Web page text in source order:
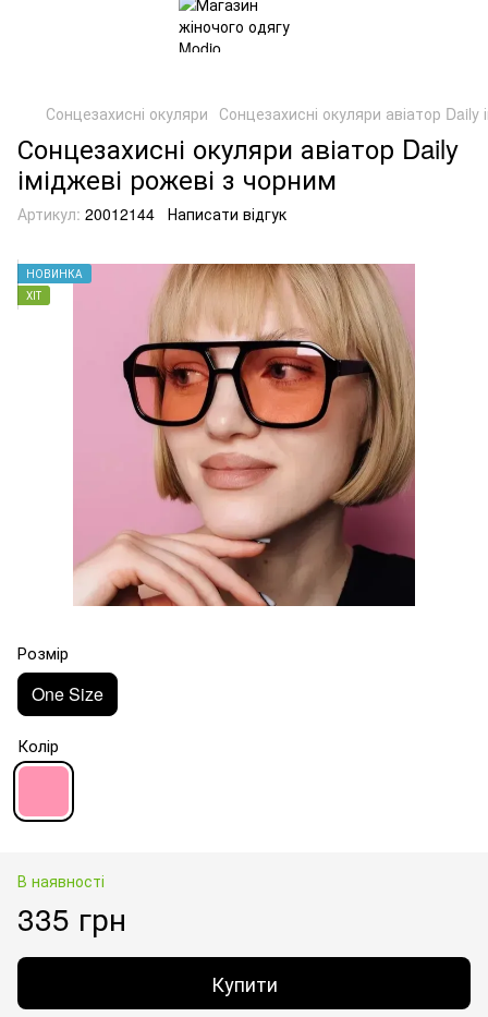
Сонцезахисні окуляри Сонцезахисні окуляри авіатор Daily
Сонцезахисні окуляри авіатор Daily
іміджеві рожеві з чорним
Артикул: 20012144 Написати відгук
НОВИНКА
ХІТ
Розмір
One Size
Колір
В наявності
335 грн
Купити